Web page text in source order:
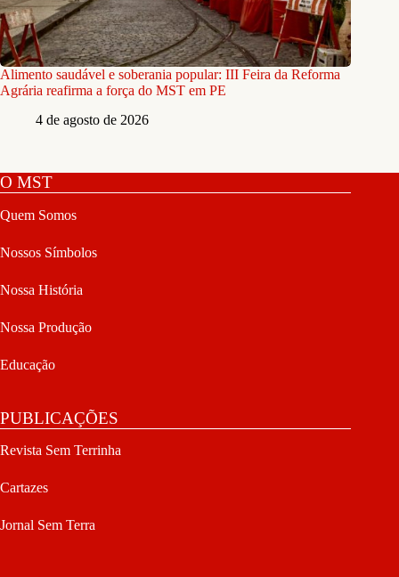
Alimento saudável e soberania popular: III Feira da Reforma
Agrária reafirma a força do MST em PE
4 de agosto de 2026
O MST
Quem Somos
Nossos Símbolos
Nossa História
Nossa Produção
Educação
PUBLICAÇÕES
Revista Sem Terrinha
Cartazes
Jornal Sem Terra